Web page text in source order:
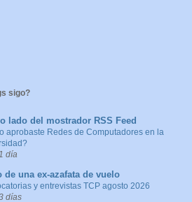
sigo?
lado del mostrador RSS Feed
aprobaste Redes de Computadores en la
día
de una ex-azafata de vuelo
y entrevistas TCP agosto 2026
días